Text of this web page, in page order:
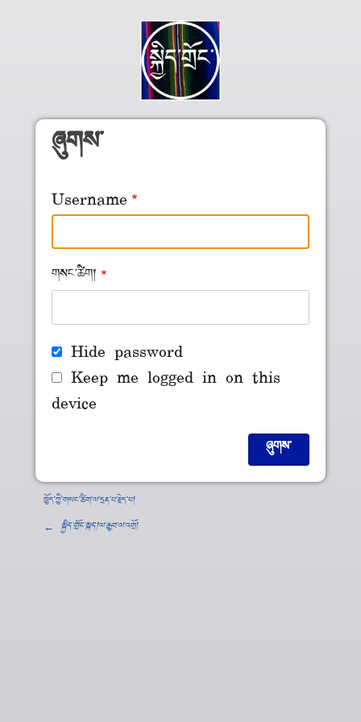
Skip to main content
ཞུགས་
Username
གསང་ཚིག།
Hide password
Keep me logged in on this
device
ཁྱོད་ཀྱི་གསང་ཚིག་ལ་དྲན་པ་རྗེད་པ།
← སྐྱིད་གྲོང་སྐད།་ལ་རྒྱབ་ལ་འགྲོ།